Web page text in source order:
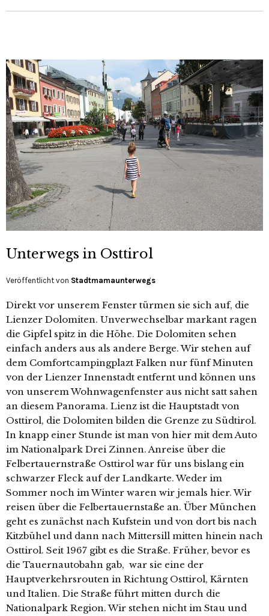
Unterwegs in Osttirol
Veröffentlicht von Stadtmamaunterwegs
Direkt vor unserem Fenster türmen sie sich auf, die
Lienzer Dolomiten. Unverwechselbar markant ragen
die Gipfel spitz in die Höhe. Die Dolomiten sehen
einfach anders aus als andere Berge. Wir stehen auf
dem Comfortcampingplazt Falken nur fünf Minuten
von der Lienzer Innenstadt entfernt und können uns
von unserem Wohnwagenfenster aus nicht satt sahen
an diesem Panorama. Lienz ist die Hauptstadt von
Osttirol, die Dolomiten bilden die Grenze zu Südtirol.
In knapp einer Stunde ist man von hier mit dem Auto
im Nationalpark Drei Zinnen. Anreise über die
Felbertauernstraße Osttirol war für uns bislang ein
schwarzer Fleck auf der Landkarte. Weder im
Sommer noch im Winter waren wir jemals hier. Wir
reisen über die Felbertauernstaße an. Über München
geht es zunächst nach Kufstein und von dort bis nach
Kitzbühel und dann nach Mittersill mitten hinein nach
Osttirol. Seit 1967 gibt es die Straße. Früher, bevor es
die Tauernautobahn gab, war sie eine der
Hauptverkehrsrouten in Richtung Osttirol, Kärnten
und Italien. Die Straße führt mitten durch die
Nationalpark Region. Wir stehen nicht im Stau und